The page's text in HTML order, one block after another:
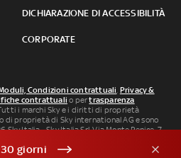
DICHIARAZIONE DI ACCESSIBILITÀ
CORPORATE
Condizioni contrattuali, Privacy &
contrattuali o pertrasparenza
i marchi Sky e i diritti di proprietà
di proprietà di Sky international AG e sono
Italia - Sky Italia Srl Via Monte Penice, 7 -
ISSN 3035-1537 e SkySport: ISSN
giorni